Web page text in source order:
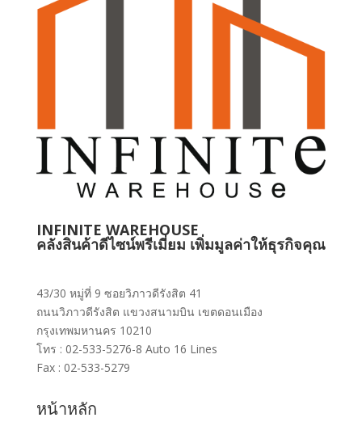
INFINITE WAREHOUSE
คลังสินค้าดีไซน์พรีเมี่ยม เพิ่มมูลค่าให้ธุรกิจคุณ
43/30 หมู่ที่ 9 ซอยวิภาวดีรังสิต 41
ถนนวิภาวดีรังสิต แขวงสนามบิน เขตดอนเมือง
กรุงเทพมหานคร 10210
โทร : 02-533-5276-8 Auto 16 Lines
Fax : 02-533-5279
หน้าหลัก